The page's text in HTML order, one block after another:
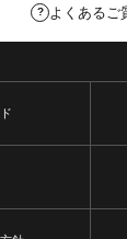
? よくあるご